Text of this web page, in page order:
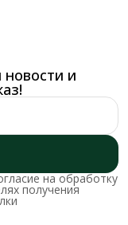
и
на обработку
получения